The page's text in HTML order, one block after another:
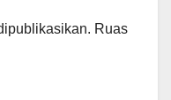
Ruas